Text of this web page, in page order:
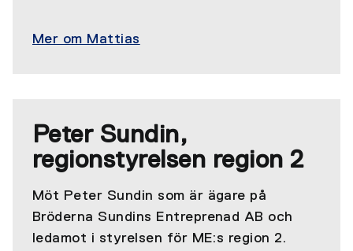
Mer om Mattias
Peter Sundin,
regionstyrelsen region 2
Möt Peter Sundin som är ägare på
Bröderna Sundins Entreprenad AB och
ledamot i styrelsen för ME:s region 2.